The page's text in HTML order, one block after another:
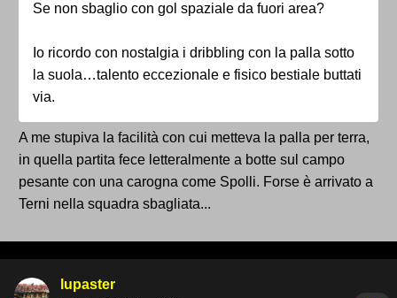
Se non sbaglio con gol spaziale da fuori area?
Io ricordo con nostalgia i dribbling con la palla sotto
la suola…talento eccezionale e fisico bestiale buttati
via.
A me stupiva la facilità con cui metteva la palla per terra,
in quella partita fece letteralmente a botte sul campo
pesante con una carogna come Spolli. Forse è arrivato a
Terni nella squadra sbagliata...
lupaster